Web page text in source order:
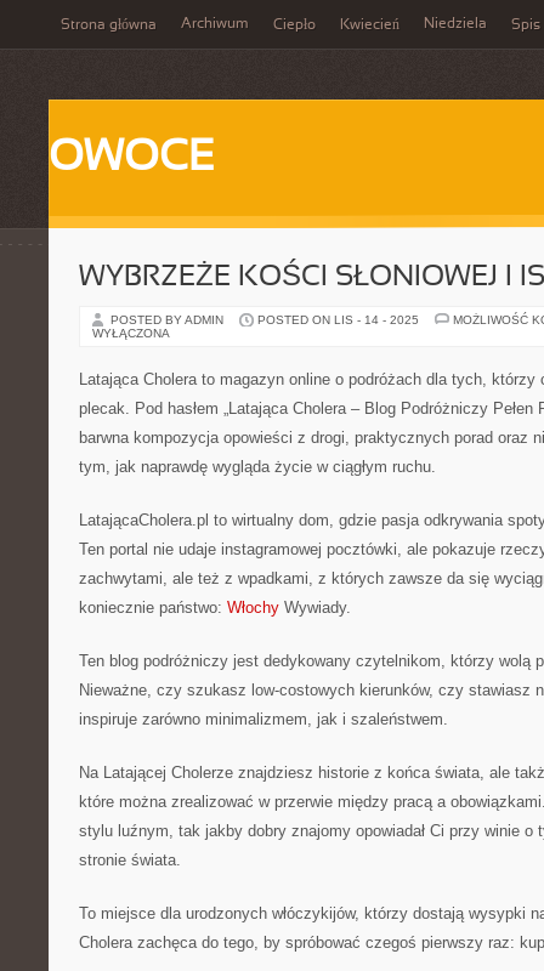
Strona główna Archiwum Ciepło Kwiecień Niedziela Spis
OWOCE
WYBRZEŻE KOŚCI SŁONIOWEJ I
POSTED BY ADMIN POSTED ON LIS - 14 - 2025
MOŻLIWOŚĆ
WYŁĄCZONA
Latająca Cholera to magazyn online o podróżach dla tych, którzy
plecak. Pod hasłem „Latająca Cholera – Blog Podróżniczy
barwna kompozycja opowieści z drogi, praktycznych porad oraz
tym, jak naprawdę wygląda życie w ciągłym ruchu.
LatającaCholera.pl to wirtualny dom, gdzie pasja odkrywania
Ten portal nie udaje instagramowej pocztówki, ale pokazuje
zachwytami, ale też z wpadkami, z których zawsze da się
koniecznie państwo: Włochy Wywiady.
Ten blog podróżniczy jest dedykowany czytelnikom, którzy wolą
Nieważne, czy szukasz low-costowych kierunków, czy stawiasz
inspiruje zarówno minimalizmem, jak i szaleństwem.
Na Latającej Cholerze znajdziesz historie z końca świata, ale
które można zrealizować w przerwie między pracą a
stylu luźnym, tak jakby dobry znajomy opowiadał Ci przy winie o
stronie świata.
To miejsce dla urodzonych włóczykijów, którzy dostają wysypki
Cholera zachęca do tego, by spróbować czegoś pierwszy raz: